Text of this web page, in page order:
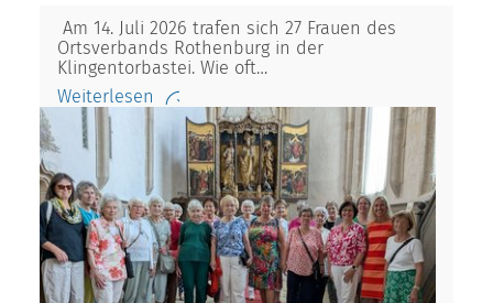
Am 14. Juli 2026 trafen sich 27 Frauen des
Ortsverbands Rothenburg in der
Klingentorbastei. Wie oft…
Weiterlesen